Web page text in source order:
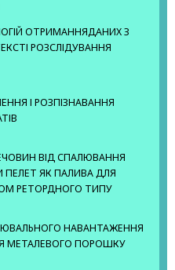
ОТРИМАННЯДАНИХ З
РОЗСЛІДУВАННЯ
І РОЗПІЗНАВАННЯ
ВІД СПАЛЮВАННЯ
ПЕЛЕТ ЯК ПАЛИВА ДЛЯ
РЕТОРДНОГО ТИПУ
НАВАНТАЖЕННЯ
МЕТАЛЕВОГО ПОРОШКУ